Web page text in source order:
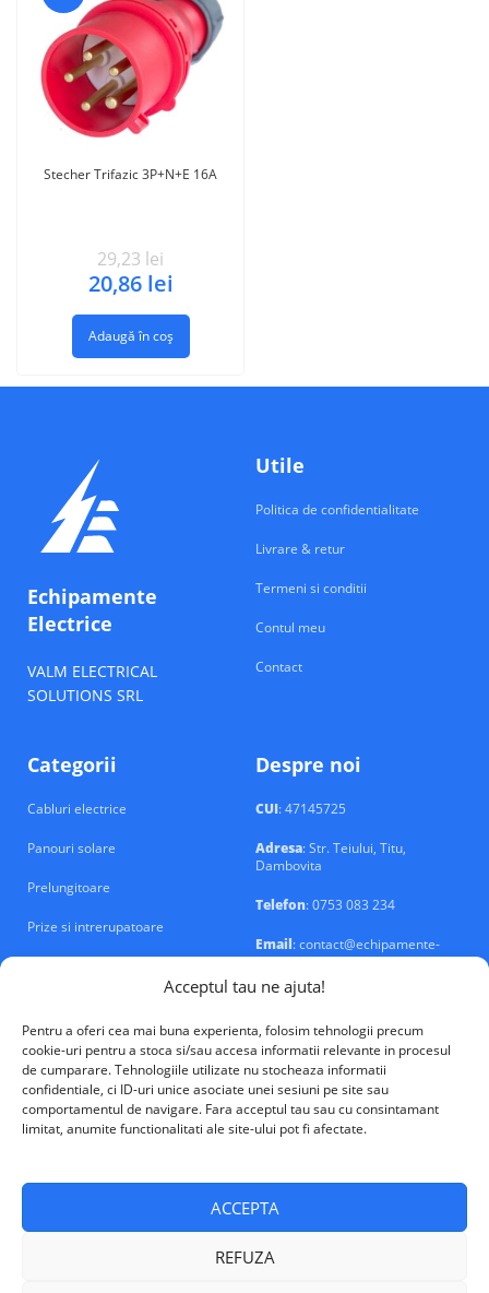
Acceptul tau ne ajuta!
Pentru a oferi cea mai buna experienta, folosim tehnologii precum
cookie-uri pentru a stoca si/sau accesa informatii relevante in procesul
de cumparare. Tehnologiile utilizate nu stocheaza informatii
confidentiale, ci ID-uri unice asociate unei sesiuni pe site sau
comportamentul de navigare. Fara acceptul tau sau cu consintamant
limitat, anumite functionalitati ale site-ului pot fi afectate.
ACCEPTA
REFUZA
Stecher Trifazic 3P+N+E 16A
29,23 lei
20,86 lei
Adaugă în coș
Echipamente
Electrice
VALM ELECTRICAL
SOLUTIONS SRL
Utile
Politica de confidentialitate
Livrare & retur
Termeni si conditii
Contul meu
Contact
Categorii
Cabluri electrice
Panouri solare
Prelungitoare
Prize si intrerupatoare
Despre noi
CUI: 47145725
Adresa: Str. Teiului, Titu,
Dambovita
Telefon: 0753 083 234
Email: contact@echipamente-
electrice.ro
VALM Electrical Solutions © 2026